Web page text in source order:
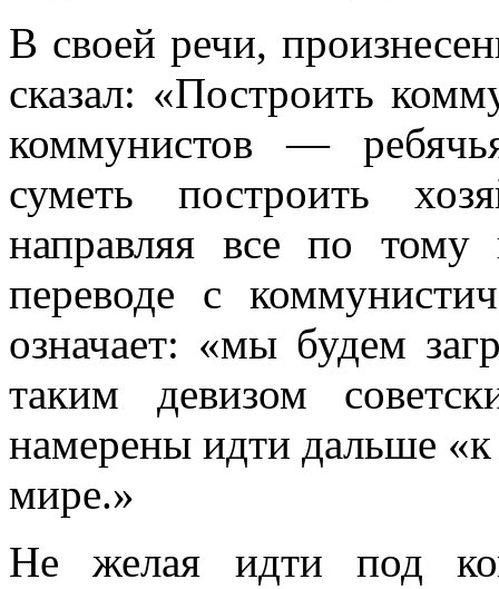
В своей речи,
сказал: «Построить
коммунистов —
суметь построить
направляя все по
переводе с
означает: «мы будем
таким девизом
намерены идти дальше­
мире.»
Не желая идти под